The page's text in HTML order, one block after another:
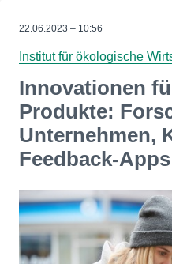
22.06.2023 – 10:56
Institut für ökologische
Innovationen
Produkte:
Unternehmen,
Feedback-